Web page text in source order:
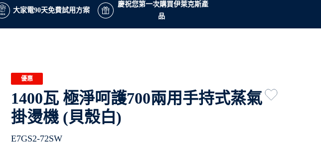
大家電90天免費試用方案
慶祝您第一次購買伊萊克斯產
品
優惠
1400瓦 極淨呵護700兩用手持式蒸氣
掛燙機 (貝殼白)
E7GS2-72SW